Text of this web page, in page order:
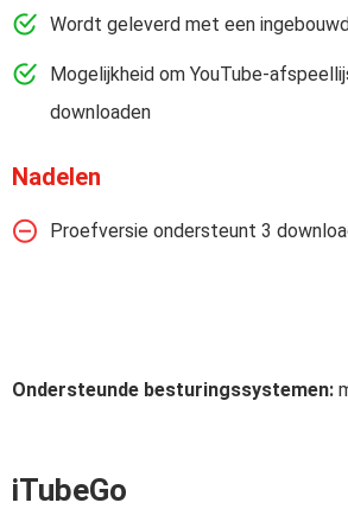
Wordt geleverd met een
Mogelijkheid om YouTube-
downloaden
Nadelen
Proefversie ondersteunt 3
Ondersteunde besturingssystemen:
iTubeGo